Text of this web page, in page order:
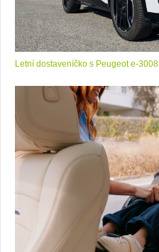
Letní dostaveníčko s Peugeot e-3008